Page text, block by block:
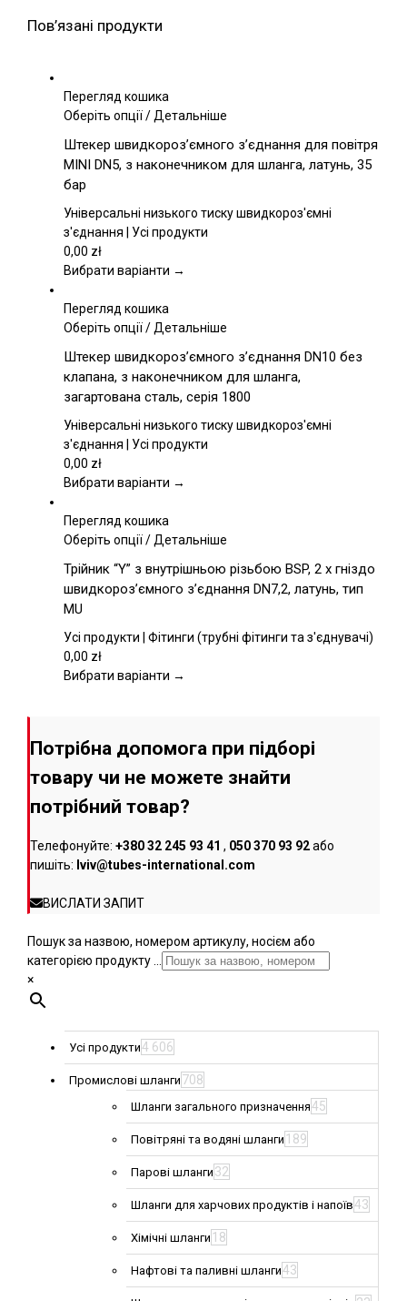
Пов’язані продукти
Перегляд кошика
Оберіть опціїЦей
має
кілька
Параметри
можна
на
товару
/Детальніше
Штекер швидкороз’ємного з’єднання для повітря
MINI DN5, з наконечником для шланга, латунь, 35
бар
Універсальні низького тиску швидкороз'ємні
з'єднання | Усі продукти
0,00 zł
Вибрати варіанти →
Перегляд кошика
Оберіть опціїЦей
має
кілька
варіантів.
Параметри
можна
на
товару
/Детальніше
Штекер швидкороз’ємного з’єднання DN10 без
клапана, з наконечником для шланга,
загартована сталь, серія 1800
Універсальні низького тиску швидкороз'ємні
з'єднання | Усі продукти
0,00 zł
Вибрати варіанти →
Перегляд кошика
Оберіть опціїЦей
має
кілька
Параметри
вибрати
/Детальніше
Трійник “Y” з внутрішньою різьбою BSP, 2 x гніздо
швидкороз’ємного з’єднання DN7,2, латунь, тип
MU
Усі продукти | Фітинги (трубні фітинги та з'єднувачі)
0,00 zł
Вибрати варіанти →
Потрібна допомога при підборі
товару чи не можете знайти
потрібний товар?
Телефонуйте: +380 32 245 93 41 , 050 370 93 92або
пишіть: lviv@tubes-international.com
ВИСЛАТИ ЗАПИТ
Пошук за назвою, номером артикулу, носієм або
категорією продукту ...
×
Усі продукти4 606
Промислові шланги 708
Шланги загального призначення45
Повітряні та водяні шланги 189
Парові шланги 32
Шланги для харчових продуктів і напоїв43
Хімічні шланги 18
Нафтові та паливні шланги43